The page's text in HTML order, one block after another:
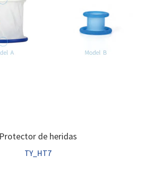
Protector de heridas
TY_HT7